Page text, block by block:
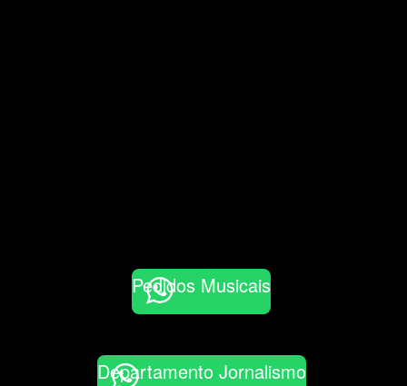
Pedidos Musicais
Departamento Jornalismo